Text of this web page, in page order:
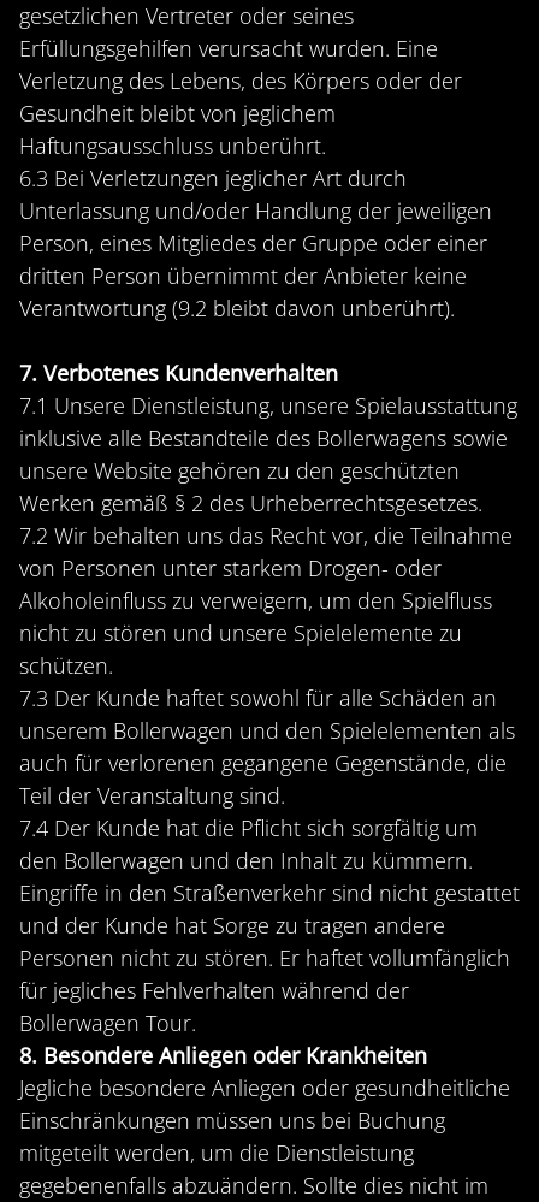
gesetzlichen Vertreter oder seines
Erfüllungsgehilfen verursacht wurden. Eine
Verletzung des Lebens, des Körpers oder der
Gesundheit bleibt von jeglichem
Haftungsausschluss unberührt.
6.3 Bei Verletzungen jeglicher Art durch
Unterlassung und/oder Handlung der jeweiligen
Person, eines Mitgliedes der Gruppe oder einer
dritten Person übernimmt der Anbieter keine
Verantwortung (9.2 bleibt davon unberührt).
7. Verbotenes Kundenverhalten
7.1 Unsere Dienstleistung, unsere Spielausstattung
inklusive alle Bestandteile des Bollerwagens sowie
unsere Website gehören zu den geschützten
Werken gemäß § 2 des Urheberrechtsgesetzes.
7.2 Wir behalten uns das Recht vor, die Teilnahme
von Personen unter starkem Drogen- oder
Alkoholeinfluss zu verweigern, um den Spielfluss
nicht zu stören und unsere Spielelemente zu
schützen.
7.3 Der Kunde haftet sowohl für alle Schäden an
unserem Bollerwagen und den Spielelementen als
auch für verlorenen gegangene Gegenstände, die
Teil der Veranstaltung sind.
7.4 Der Kunde hat die Pflicht sich sorgfältig um
den Bollerwagen und den Inhalt zu kümmern.
Eingriffe in den Straßenverkehr sind nicht gestattet
und der Kunde hat Sorge zu tragen andere
Personen nicht zu stören. Er haftet vollumfänglich
für jegliches Fehlverhalten während der
Bollerwagen Tour.
8. Besondere Anliegen oder Krankheiten
Jegliche besondere Anliegen oder gesundheitliche
Einschränkungen müssen uns bei Buchung
mitgeteilt werden, um die Dienstleistung
gegebenenfalls abzuändern. Sollte dies nicht im